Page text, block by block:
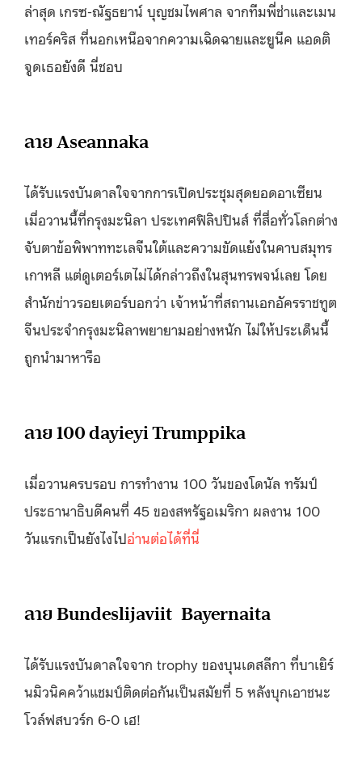
ล่าสุด เกรซ-ณัฐธยาน์ บุญชมไพศาล จากทีมพี่ช่าและเมน
เทอร์คริส ที่นอกเหนือจากความเฉิดฉายและยูนีค แอดติ
จูดเธอยังดี นี่ชอบ
ลาย Aseannaka
ได้รับแรงบันดาลใจจากการเปิดประชุมสุดยอดอาเซียน
เมื่อวานนี้ที่กรุงมะนิลา ประเทศฟิลิปปินส์ ที่สื่อทั่วโลกต่าง
จับตาข้อพิพาททะเลจีนใต้และความขัดแย้งในคาบสมุทร
เกาหลี แต่ดูเตอร์เตไม่ได้กล่าวถึงในสุนทรพจน์เลย โดย
สำนักข่าวรอยเตอร์บอกว่า เจ้าหน้าที่สถานเอกอัครราชทูต
จีนประจำกรุงมะนิลาพยายามอย่างหนัก ไม่ให้ประเด็นนี้
ถูกนำมาหารือ
ลาย 100 dayieyi Trumppika
เมื่อวานครบรอบ การทำงาน 100 วันของโดนัล ทรัมป์
ประธานาธิบดีคนที่ 45 ของสหรัฐอเมริกา ผลงาน 100
วันแรกเป็นยังไงไปอ่านต่อได้ที่นี่
ลาย Bundeslijaviit Bayernaita
ได้รับแรงบันดาลใจจาก trophy ของบุนเดสลีกา ที่บาเยิร์
นมิวนิคคว้าแชมป์ติดต่อกันเป็นสมัยที่ 5 หลังบุกเอาชนะ
โวล์ฟสบวร์ก 6-0 เฮ!